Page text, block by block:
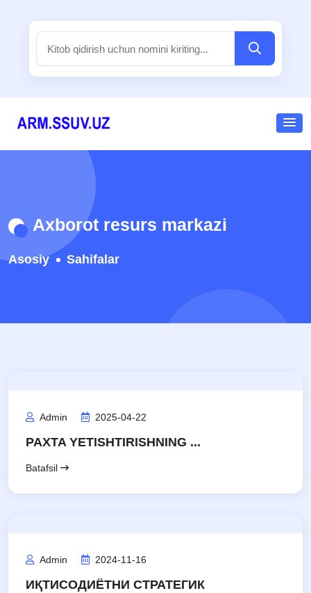
Axborot resurs markazi
Asosiy Sahifalar
Admin 2025-04-22
PAXTA YETISHTIRISHNING ...
Batafsil
Admin 2024-11-16
ИҚТИСОДИЁТНИ СТРАТЕГИК